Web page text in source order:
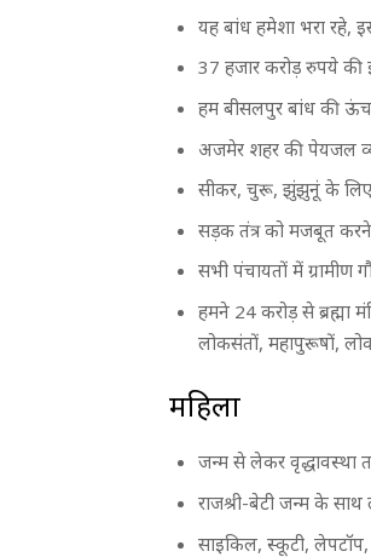
यह बांध हमेशा भरा रहे,
37 हजार करोड़ रुपये
हम बीसलपुर बांध की
अजमेर शहर की पेयजल
सीकर, चुरू, झुंझुनूं के लिए
सड़क तंत्र को मजबूत
सभी पंचायतों में ग्रामीण
हमने 24 करोड़ से ब्रह्मा
लोकसंतों, महापुरूषों,
महिला
जन्म से लेकर वृद्धावस्था
राजश्री-बेटी जन्म के
साइकिल, स्कूटी, लेपटॉप,